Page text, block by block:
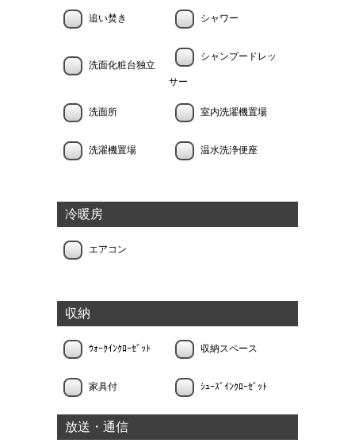
追い焚き シャワー
洗面化粧台独立
シャンプードレッ
サー
洗面所 室内洗濯機置場
洗濯機置場 温水洗浄便座
冷暖房
エアコン
収納
ｳｫｰｸｲﾝｸﾛｰｾﾞｯﾄ 収納スペース
家具付 ｼｭｰｽﾞｲﾝｸﾛｰｾﾞｯﾄ
放送・通信